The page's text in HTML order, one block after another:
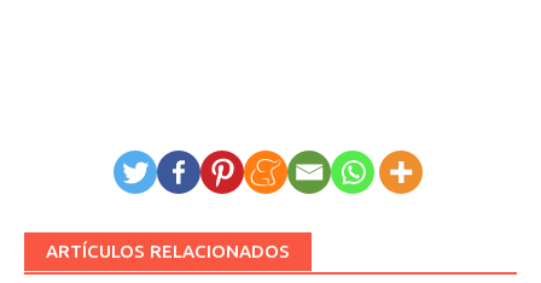
ARTÍCULOS RELACIONADOS